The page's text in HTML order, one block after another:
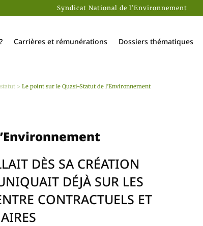
Syndicat National de l’Environnement
Carrières et rémunérations Dossiers thématiques
> Le point sur le Quasi-Statut de l’Environnement
DÈS SA CRÉATION
DÉJÀ SUR LES
CONTRACTUELS ET